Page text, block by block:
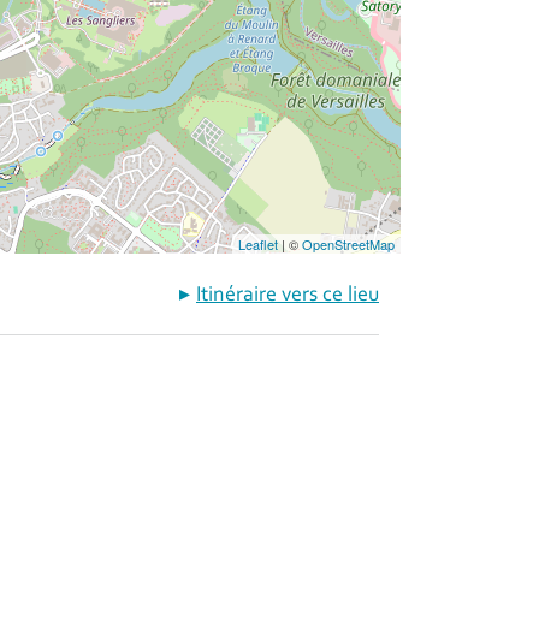
Leaflet | ©OpenStreetMap
Itinéraire vers ce lieu